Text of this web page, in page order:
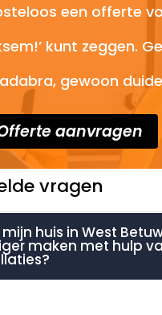
een offerte
kunt zeggen.
gewoon
aanvragen
vragen
mijn huis in West
maken met hulp